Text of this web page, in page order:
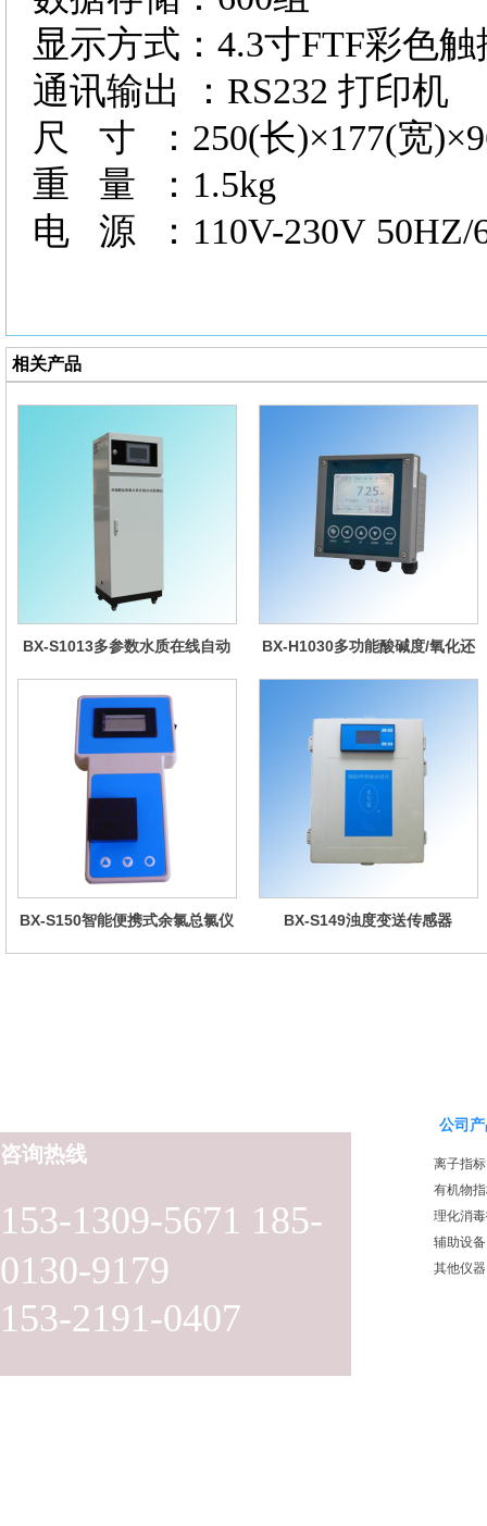
显示方式： 4.3寸FTF彩色触
通讯输出
：RS232 打印机
尺
寸 ：250(长)×177(宽
重 量 ：1.5kg
电 源 ：110V-230V 50HZ/
相关产品
BX-S1013多参数水质在线自动
BX-H1030多功能酸碱度/氧化还
BX-S150智能便携式余氯总氯仪 BX-S149浊度变送传感器
153-1309-5671 185-
0130-9179
153-2191-0407
咨询热线
公司
离子指标
有机物
理化消
辅助设备
其他仪器